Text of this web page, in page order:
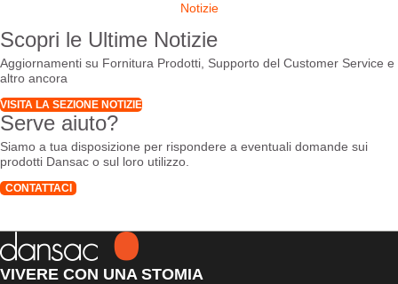
Notizie
Scopri le Ultime Notizie
Aggiornamenti su Fornitura Prodotti, Supporto del Customer Service e
altro ancora
VISITA LA SEZIONE NOTIZIE
Serve aiuto?
Siamo a tua disposizione per rispondere a eventuali domande sui
prodotti Dansac o sul loro utilizzo.
CONTATTACI
VIVERE CON UNA STOMIA